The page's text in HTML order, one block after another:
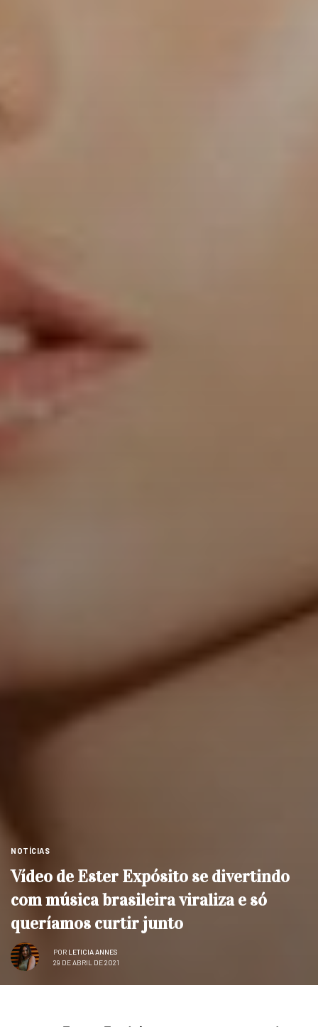
NOTÍCIAS
Vídeo de Ester Expósito se divertindo
com música brasileira viraliza e só
queríamos curtir junto
POR LETICIA ANNES
29 DE ABRIL DE 2021